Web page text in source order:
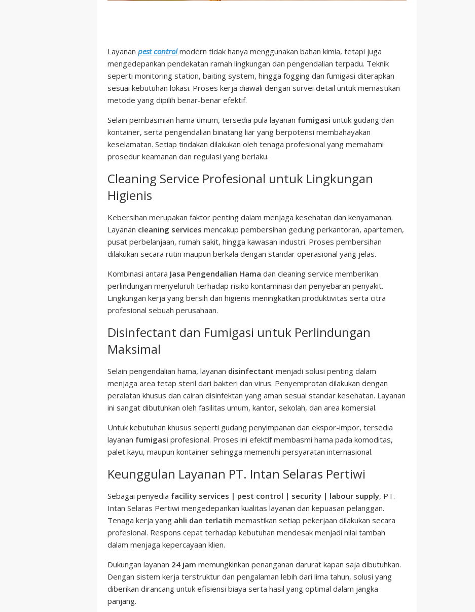
Layanan pest controlmodern tidak hanya menggunakan bahan kimia, tetapi juga
mengedepankan pendekatan ramah lingkungan dan pengendalian terpadu. Teknik
seperti monitoring station, baiting system, hingga fogging dan fumigasi diterapkan
sesuai kebutuhan lokasi. Proses kerja diawali dengan survei detail untuk memastikan
metode yang dipilih benar-benar efektif.
Selain pembasmian hama umum, tersedia pula layanan fumigasi untuk gudang dan
kontainer, serta pengendalian binatang liar yang berpotensi membahayakan
keselamatan. Setiap tindakan dilakukan oleh tenaga profesional yang memahami
prosedur keamanan dan regulasi yang berlaku.
Cleaning Service Profesional untuk Lingkungan
Higienis
Kebersihan merupakan faktor penting dalam menjaga kesehatan dan kenyamanan.
Layanan cleaning services mencakup pembersihan gedung perkantoran, apartemen,
pusat perbelanjaan, rumah sakit, hingga kawasan industri. Proses pembersihan
dilakukan secara rutin maupun berkala dengan standar operasional yang jelas.
Kombinasi antara Jasa Pengendalian Hama dan cleaning service memberikan
perlindungan menyeluruh terhadap risiko kontaminasi dan penyebaran penyakit.
Lingkungan kerja yang bersih dan higienis meningkatkan produktivitas serta citra
profesional sebuah perusahaan.
Disinfectant dan Fumigasi untuk Perlindungan
Maksimal
Selain pengendalian hama, layanan disinfectant menjadi solusi penting dalam
menjaga area tetap steril dari bakteri dan virus. Penyemprotan dilakukan dengan
peralatan khusus dan cairan disinfektan yang aman sesuai standar kesehatan. Layanan
ini sangat dibutuhkan oleh fasilitas umum, kantor, sekolah, dan area komersial.
Untuk kebutuhan khusus seperti gudang penyimpanan dan ekspor-impor, tersedia
layanan fumigasi profesional. Proses ini efektif membasmi hama pada komoditas,
palet kayu, maupun kontainer sehingga memenuhi persyaratan internasional.
Keunggulan Layanan PT. Intan Selaras Pertiwi
Sebagai penyedia facility services | pest control | security | labour supply, PT.
Intan Selaras Pertiwi mengedepankan kualitas layanan dan kepuasan pelanggan.
Tenaga kerja yang ahli dan terlatih memastikan setiap pekerjaan dilakukan secara
profesional. Respons cepat terhadap kebutuhan mendesak menjadi nilai tambah
dalam menjaga kepercayaan klien.
Dukungan layanan 24 jam memungkinkan penanganan darurat kapan saja dibutuhkan.
Dengan sistem kerja terstruktur dan pengalaman lebih dari lima tahun, solusi yang
diberikan dirancang untuk efisiensi biaya serta hasil yang optimal dalam jangka
panjang.